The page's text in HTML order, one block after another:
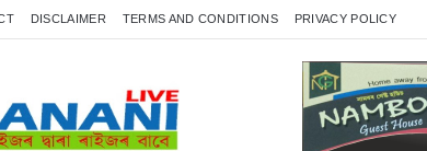
DISCLAIMER TERMS AND CONDITIONS PRIVACY POLICY